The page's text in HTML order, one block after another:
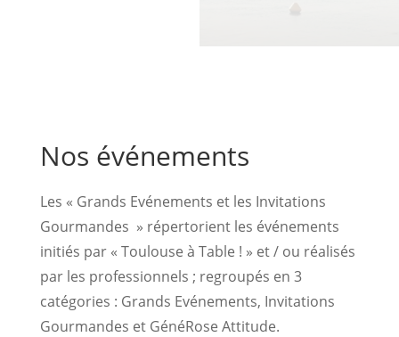
Nos événements
Les « Grands Evénements et les Invitations
Gourmandes » répertorient les événements
initiés par « Toulouse à Table ! » et / ou réalisés
par les professionnels ; regroupés en 3
catégories : Grands Evénements, Invitations
Gourmandes et GénéRose Attitude.